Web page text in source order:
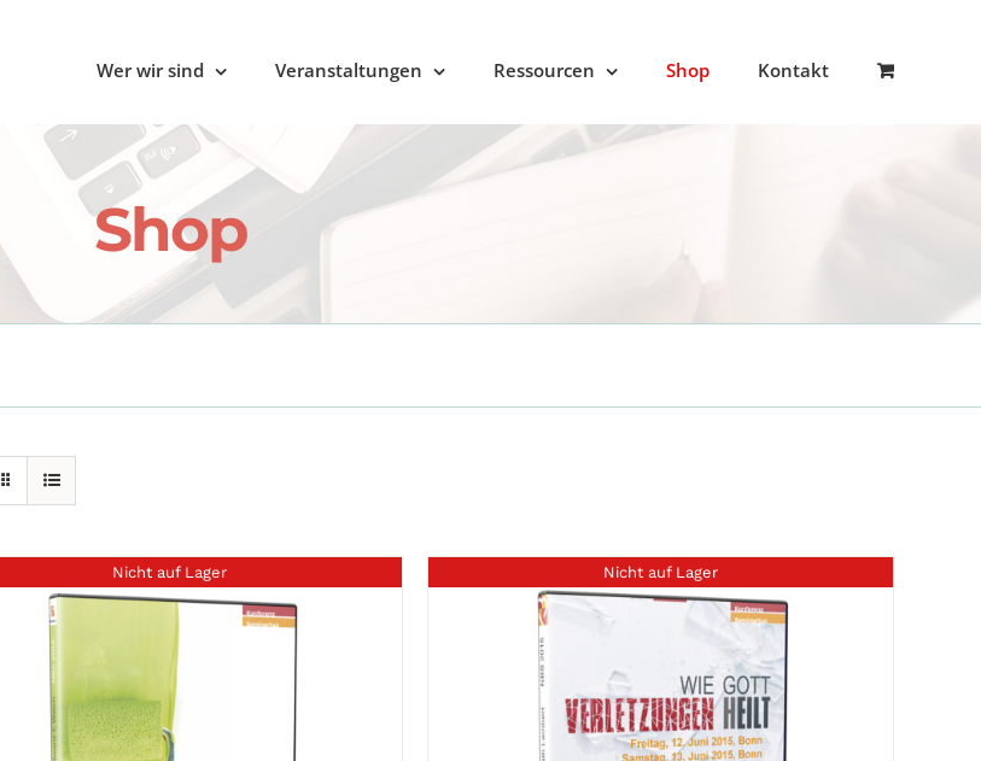
Wer wir sind Veranstaltungen Ressourcen Shop Kontakt
Shop
Nicht auf Lager Nicht auf Lager